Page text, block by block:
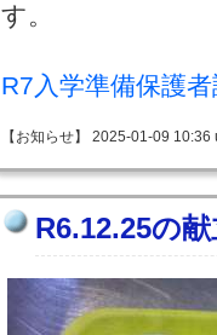
す。
R7入学準備保護
【お知らせ】 2025-01-09
R6.12.25の